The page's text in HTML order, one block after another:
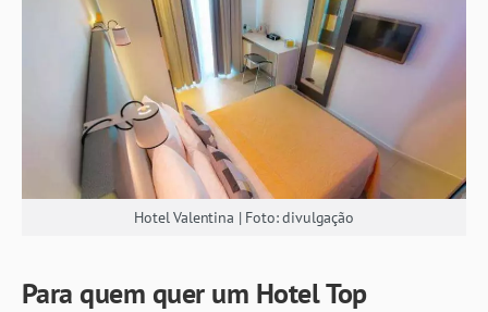
Hotel Valentina | Foto: divulgação
Para quem quer um Hotel Top